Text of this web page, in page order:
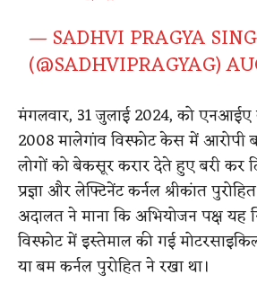
— SADHVI PRAGYA
(@SADHVIPRAGYAG)
मंगलवार, 31 जुलाई 2024, को
2008 मालेगांव विस्फोट केस में आरोपी
लोगों को बेकसूर करार देते हुए बरी कर
प्रज्ञा और लेफ्टिनेंट कर्नल श्रीकांत
अदालत ने माना कि अभियोजन पक्ष यह
विस्फोट में इस्तेमाल की गई मोटरसाइकिल
या बम कर्नल पुरोहित ने रखा था।